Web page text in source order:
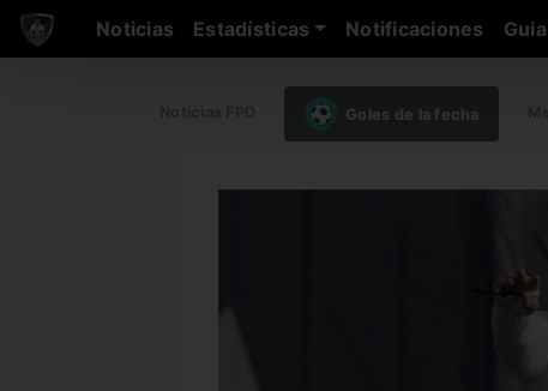
Noticias Estadísticas Notificaciones
Goles de la fecha